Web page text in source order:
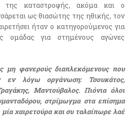
της καταστροφής, ακόμα και ο
ως θιασώτης της ηθικής, τον
ήταν ο κατηγορούμενος για
ομάδας για στημένους αγώνες
μη φανερούς διαπλεκόμενους που
εν λόγω οργάνωση: Τσουκάτος,
Μαντούβαλος. Πιόνια όλοι
στρίμωγμα στα επίσημα
χαιρετούρα και συ ταλαίπωρε λαέ